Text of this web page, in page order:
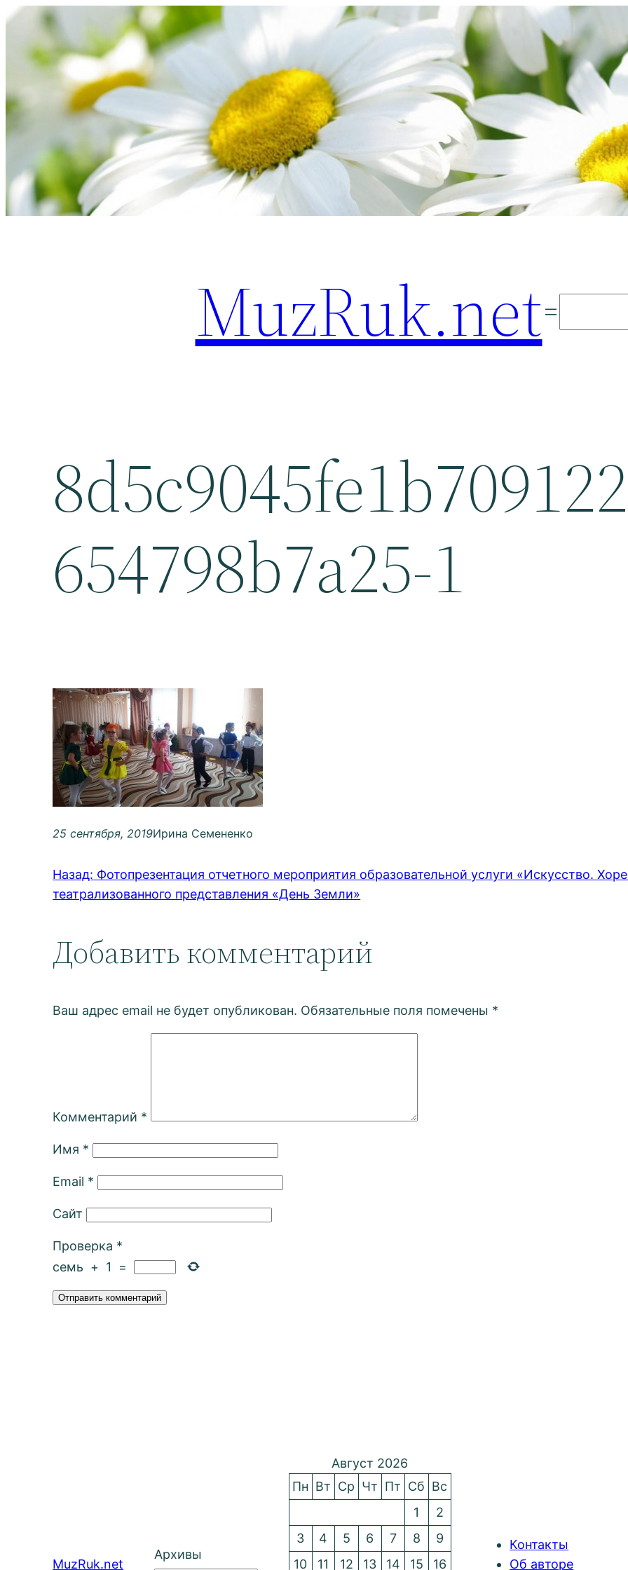
Перейти
содержимому
MuzRuk.net
654798b7a25-1
25 сентября, 2019Ирина Семененко
Назад: Фотопрезентация отчетного мероприятия образовательной услуги «Искусство.
театрализованного представления «День Земли»
Добавить комментарий
Ваш адрес email не будет опубликован. Обязательные поля помечены *
Комментарий *
Имя *
Email *
Сайт
Проверка *
семь + 1 =
MuzRuk.net
Архивы
Август 2026
Пн Вт Ср Чт Пт Сб Вс
1
2
3
4 5 6 7 8
9
10
11 12 13 14 15 16
Контакты
Об авторе